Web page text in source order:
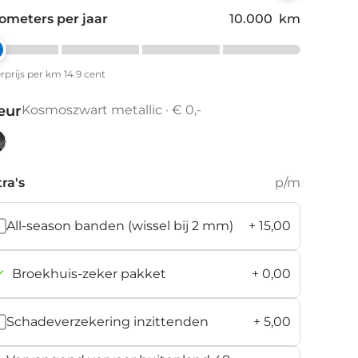
per jaar 10.000 km
per km 14.9 cent
Kosmoszwart metallic · € 0,-
p/m
All-season banden (wissel bij 2 mm) + 15,00
Broekhuis-zeker pakket + 0,00
Schadeverzekering inzittenden + 5,00